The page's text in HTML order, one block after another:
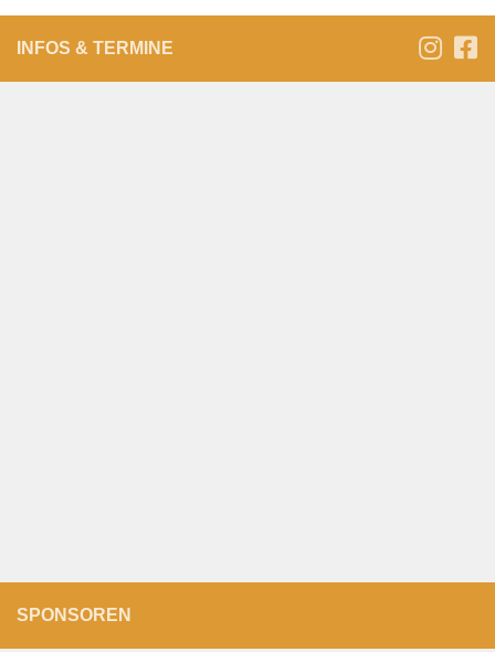
INFOS & TERMINE
SPONSOREN